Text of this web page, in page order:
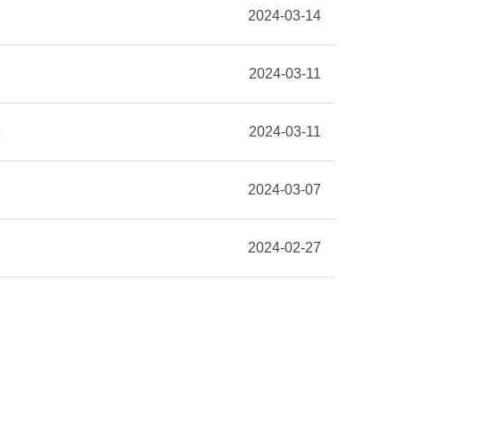
2024-03-14
2024-03-11
2024-03-11
2024-03-07
2024-02-27